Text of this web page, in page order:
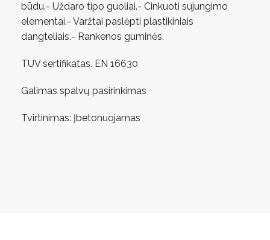
būdu.- Uždaro tipo guoliai.- Cinkuoti sujungimo
elementai.- Varžtai paslėpti plastikiniais
dangteliais.- Rankenos guminės.
TUV sertifikatas. EN 16630
Galimas spalvų pasirinkimas
Tvirtinimas: Įbetonuojamas